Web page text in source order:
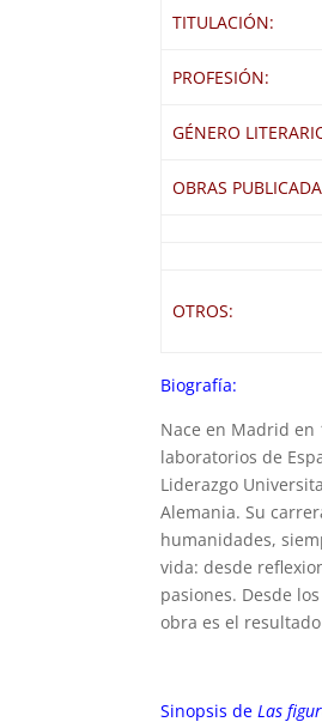
TITULACIÓN:
PROFESIÓN:
GÉNERO
OBRAS
OTROS:
Biografía:
Nace en Madrid en
laboratorios de
Liderazgo
Alemania. Su
humanidades,
vida: desde
pasiones. Desde
obra es el
Sinopsis deLas